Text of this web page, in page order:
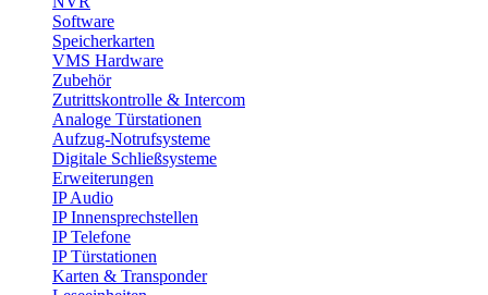
Software
Speicherkarten
VMS Hardware
Zubehör
Zutrittskontrolle & Intercom
Analoge Türstationen
Aufzug-Notrufsysteme
Digitale Schließsysteme
Erweiterungen
IP Audio
IP Innensprechstellen
IP Telefone
IP Türstationen
Karten & Transponder